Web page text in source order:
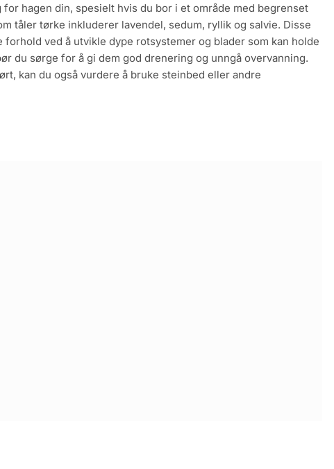
hagen din, spesielt hvis du bor i et område med begrenset
tåler tørke inkluderer lavendel, sedum, ryllik og salvie. Disse
ved å utvikle dype rotsystemer og blader som kan holde
du sørge for å gi dem god drenering og unngå overvanning.
kan du også vurdere å bruke steinbed eller andre